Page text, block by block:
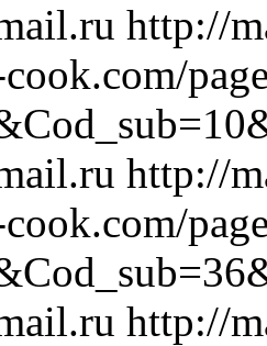
http://
http://
http://